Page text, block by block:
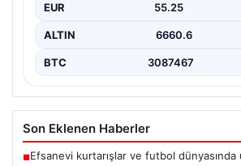
ilişkilerin…
EUR 55.25
ALTIN 6660.6
BTC 3087467
Son Eklenen Haberler
■Efsanevi kurtarışlar ve futbol